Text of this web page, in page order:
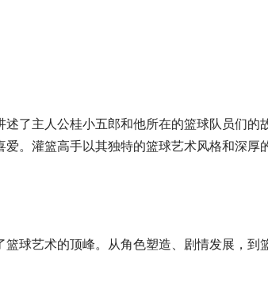
述了主人公桂小五郎和他所在的篮球队员们的
。灌篮高手以其独特的篮球艺术风格和深厚
篮球艺术的顶峰。从角色塑造、剧情发展，到